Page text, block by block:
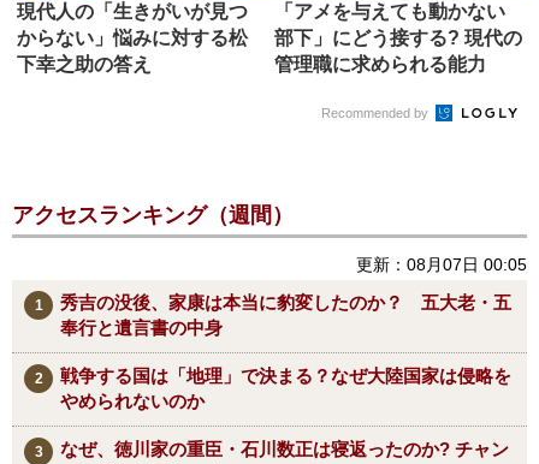
現代人の「生きがいが見つ
からない」悩みに対する松
下幸之助の答え
「アメを与えても動かない
部下」にどう接する? 現代の
管理職に求められる能力
Recommended by
アクセスランキング（週間）
更新：08月07日 00:05
秀吉の没後、家康は本当に豹変したのか？ 五大老・五
奉行と遺言書の中身
戦争する国は「地理」で決まる？なぜ大陸国家は侵略を
やめられないのか
なぜ、徳川家の重臣・石川数正は寝返ったのか? チャン